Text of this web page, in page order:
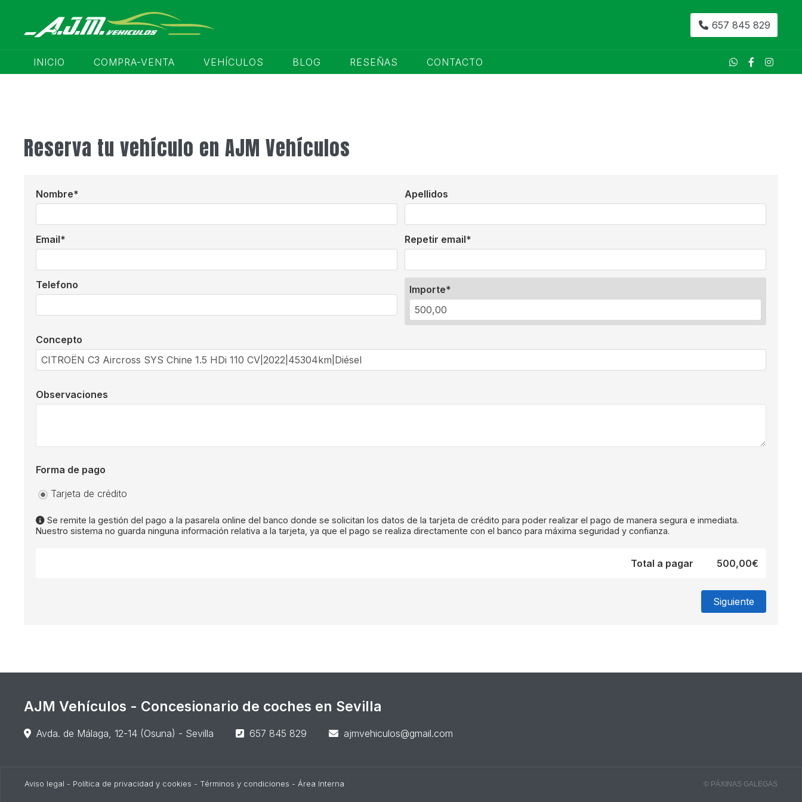
657 845 829
INICIO COMPRA-VENTA VEHÍCULOS BLOG RESEÑAS CONTACTO
Reserva tu vehículo en AJM Vehículos
Nombre Apellidos
Email Repetir email
Telefono Importe
Concepto
Observaciones
Forma de pago
Tarjeta de crédito
Se remite la gestión del pago a la pasarela online del banco donde se solicitan los datos de la tarjeta de crédito para poder realizar el pago de manera segura e inmediata.
Nuestro sistema no guarda ninguna información relativa a la tarjeta, ya que el pago se realiza directamente con el banco para máxima seguridad y confianza.
Total a pagar 500,00€
AJM Vehículos - Concesionario de coches en Sevilla
Avda. de Málaga, 12-14 (Osuna) - Sevilla 657 845 829 ajmvehiculos@gmail.com
Aviso legal - Política de privacidad y cookies - Términos y condiciones - Área Interna © PÁXINAS GALEGAS